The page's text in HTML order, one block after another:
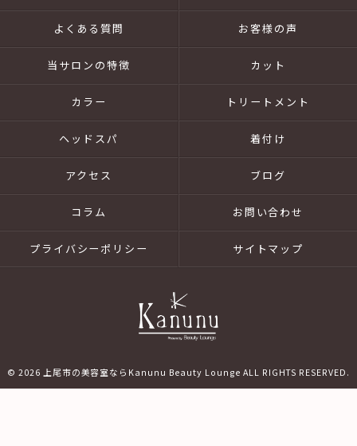
よくある質問 お客様の声
当サロンの特徴 カット
カラー トリートメント
ヘッドスパ 着付け
アクセス ブログ
コラム お問い合わせ
プライバシーポリシー サイトマップ
© 2026 上尾市の美容室ならKanunu Beauty Lounge ALL RIGHTS RESERVED.